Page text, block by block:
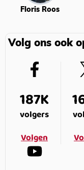
Floris Roos
Volg ons ook
187K
volgers
Volgen